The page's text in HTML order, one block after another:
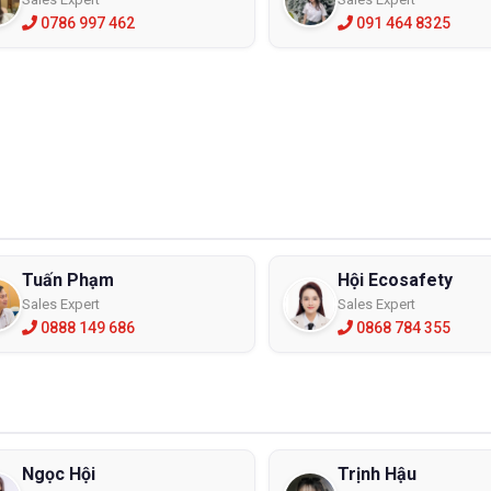
Hoa Kỳ
cứu Công nghiệp và Tiêu chuẩn Malaysia
trong mọi tình huống.
Ủng bảo hộ Neukings NK85K thì việc bảo dưỡng đúng cách là
tốt nhất, nên sử dụng bàn chải mềm để làm sạch sau mỗi lần
0786 997 462 091 464 8325
Tuấn Phạm
Sales Expert
0888 149 686
Hội Ecosafety
Sales Expert
0868 784 355
Ngọc Hội Trịnh Hậu